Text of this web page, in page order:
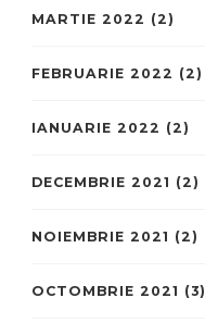
MARTIE 2022 (2)
FEBRUARIE 2022 (2)
IANUARIE 2022 (2)
DECEMBRIE 2021 (2)
NOIEMBRIE 2021 (2)
OCTOMBRIE 2021 (3)